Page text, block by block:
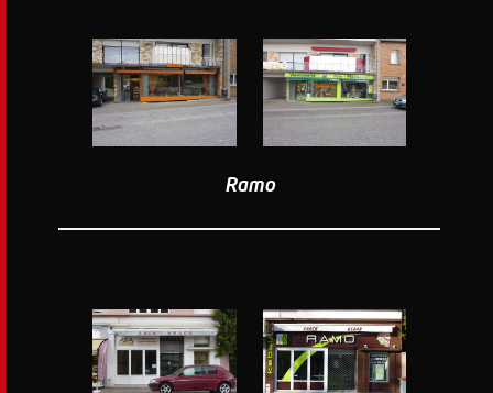
Ramo